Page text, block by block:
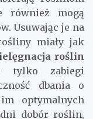
również mogą
Usuwając je na
miały jak
roślin
zabiegi
dbania o
optymalnych
dobór roślin,